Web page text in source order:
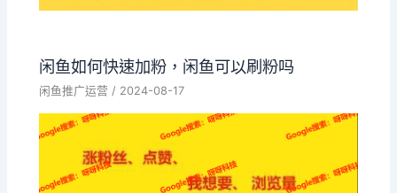
闲鱼如何快速加粉，闲鱼可以刷粉吗
闲鱼推广运营 / 2024-08-17